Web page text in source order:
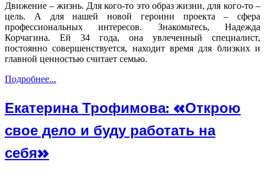
Движение – жизнь. Для кого-то это образ жизни, для кого-то –
цель. А для нашей новой героини проекта – сфера
профессиональных интересов. Знакомьтесь, Надежда
Корчагина. Ей 34 года, она увлеченный специалист,
постоянно совершенствуется, находит время для близких и
главной ценностью считает семью.
Подробнее...
Екатерина Трофимова: «Открою
свое дело и буду работать на
себя»